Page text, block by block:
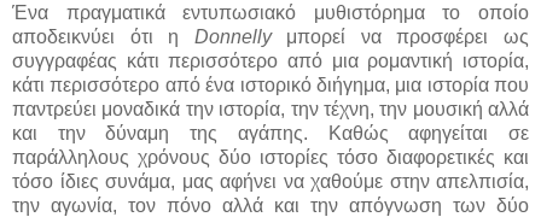
Ένα πραγματικά εντυπωσιακό μυθιστόρημα το οποίο
αποδεικνύει ότι η Donnellyμπορεί να προσφέρει ως
συγγραφέας κάτι περισσότερο από μια ρομαντική ιστορία,
κάτι περισσότερο από ένα ιστορικό διήγημα, μια ιστορία που
παντρεύει μοναδικά την ιστορία, την τέχνη, την μουσική αλλά
και την δύναμη της αγάπης. Καθώς αφηγείται σε
παράλληλους χρόνους δύο ιστορίες τόσο διαφορετικές και
τόσο ίδιες συνάμα, μας αφήνει να χαθούμε στην απελπισία,
την αγωνία, τον πόνο αλλά και την απόγνωση των δύο